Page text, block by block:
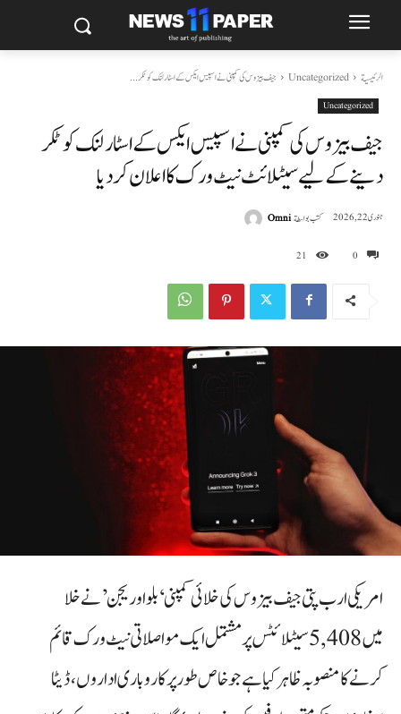
الرئيسية Uncategorized جیف بیزوس کی کمپنی نے اسپیس ایکس کے اسٹار لنک کو ٹکر...
Uncategorized
جیف بیزوس کی کمپنی نے اسپیس ایکس کے اسٹار لنک کو ٹکر
دینے کے لیے سیٹلائٹ نیٹ ورک کا اعلان کر دیا
0
21
جنوری 22, 2026 كتب بواسطةOmni
امریکی ارب پتی جیف بیزوس کی خلائی کمپنی ‘بلو اوریجن’ نے خلا
میں 5,408 سیٹلائٹس پر مشتمل ایک مواصلاتی نیٹ ورک قائم
کرنے کا منصوبہ ظاہر کیا ہے جو خاص طور پر کاروباری اداروں، ڈیٹا